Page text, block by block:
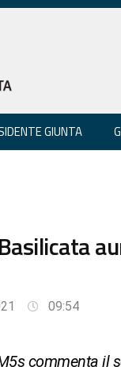
GIUNTA
09:54
commenta il